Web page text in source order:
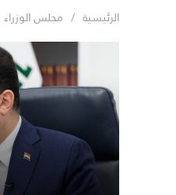
الرئيسية مجلس الوزراء